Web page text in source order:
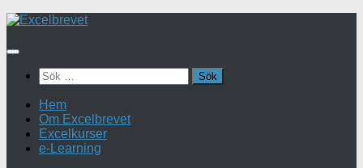
Under
Sök
efter:
Hem
Om Excelbrevet
Excelkurser
e-Learning